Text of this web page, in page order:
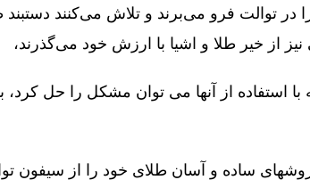
توالت فرو می‌برند و تلاش می‌کنند دستبند
از خیر طلا و اشیا با ارزش خود می‌گذرند،
استفاده از آنها می توان مشکل را حل
ساده و آسان طلای خود را از سیفون